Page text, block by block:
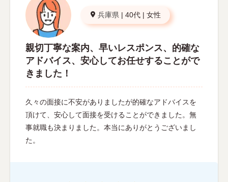
兵庫県 | 40代 | 女性
親切丁寧な案内、早いレスポンス、的確な
アドバイス、安心してお任せすることがで
きました！
久々の面接に不安がありましたが的確なアドバイスを
頂けて、安心して面接を受けることができました。無
事就職も決まりました。本当にありがとうございまし
た。